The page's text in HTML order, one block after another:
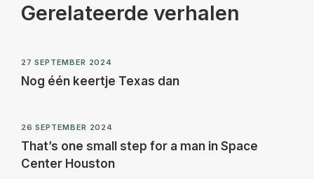
Gerelateerde verhalen
27 SEPTEMBER 2024
Nog één keertje Texas dan
26 SEPTEMBER 2024
That’s one small step for a man in Space
Center Houston